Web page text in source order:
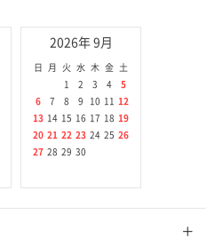
2026年 9月
日 月 火 水 木 金
土
1
2 3 4
5
6
7 8 9 10 11
12
13 14 15 16 17 18 19
20 21 22 23 24 25 26
27 28 29 30